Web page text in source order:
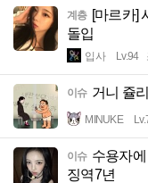
계층 [마르카]
돌입
입사 Lv.94
이슈 거니 쥴
MINUKE
이슈 수용자
징역7년